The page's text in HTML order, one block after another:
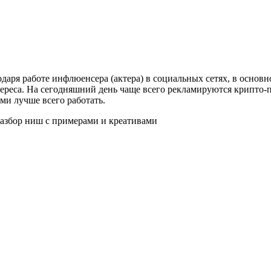
работе инфлюенсера (актера) в социальных сетях, в
На сегодняшний день чаще всего рекламируются
лучше всего работать.